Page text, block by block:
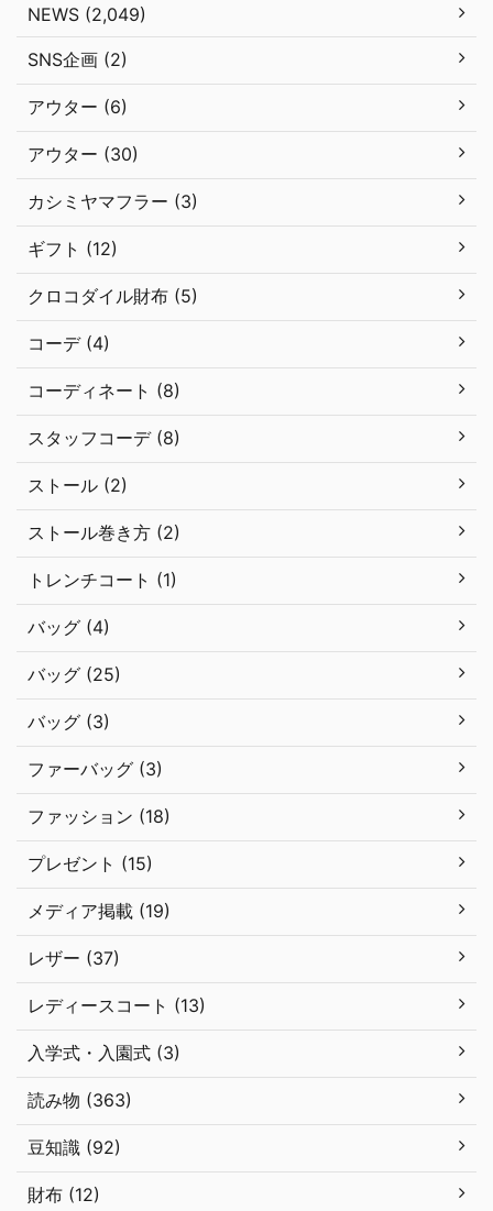
NEWS (2,049)
SNS企画 (2)
アウター (6)
アウター (30)
カシミヤマフラー (3)
ギフト (12)
クロコダイル財布 (5)
コーデ (4)
コーディネート (8)
スタッフコーデ (8)
ストール (2)
ストール巻き方 (2)
トレンチコート (1)
バッグ (4)
バッグ (25)
バッグ (3)
ファーバッグ (3)
ファッション (18)
プレゼント (15)
メディア掲載 (19)
レザー (37)
レディースコート (13)
入学式・入園式 (3)
読み物 (363)
豆知識 (92)
財布 (12)